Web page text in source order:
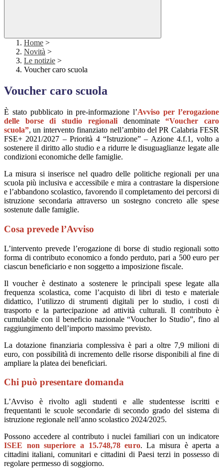
Home >
Novità >
Le notizie >
Voucher caro scuola
Voucher caro scuola
È stato pubblicato in pre-informazione l’Avviso per l’erogazione
delle borse di studio regionali denominate“Voucher caro
scuola”, un intervento finanziato nell’ambito del PR Calabria FESR
FSE+ 2021/2027 – Priorità 4 “Istruzione” – Azione 4.f.1, volto a
sostenere il diritto allo studio e a ridurre le disuguaglianze legate alle
condizioni economiche delle famiglie.
La misura si inserisce nel quadro delle politiche regionali per una
scuola più inclusiva e accessibile e mira a contrastare la dispersione
e l’abbandono scolastico, favorendo il completamento dei percorsi di
istruzione secondaria attraverso un sostegno concreto alle spese
sostenute dalle famiglie.
Cosa prevede l’Avviso
L’intervento prevede l’erogazione di borse di studio regionali sotto
forma di contributo economico a fondo perduto, pari a 500 euro per
ciascun beneficiario e non soggetto a imposizione fiscale.
Il voucher è destinato a sostenere le principali spese legate alla
frequenza scolastica, come l’acquisto di libri di testo e materiale
didattico, l’utilizzo di strumenti digitali per lo studio, i costi di
trasporto e la partecipazione ad attività culturali. Il contributo è
cumulabile con il beneficio nazionale “Voucher Io Studio”, fino al
raggiungimento dell’importo massimo previsto.
La dotazione finanziaria complessiva è pari a oltre 7,9 milioni di
euro, con possibilità di incremento delle risorse disponibili al fine di
ampliare la platea dei beneficiari.
Chi può presentare domanda
L’Avviso è rivolto agli studenti e alle studentesse iscritti e
frequentanti le scuole secondarie di secondo grado del sistema di
istruzione regionale nell’anno scolastico 2024/2025.
Possono accedere al contributo i nuclei familiari con un indicatore
ISEE non superiore a 15.748,78 euro. La misura è aperta a
cittadini italiani, comunitari e cittadini di Paesi terzi in possesso di
regolare permesso di soggiorno.